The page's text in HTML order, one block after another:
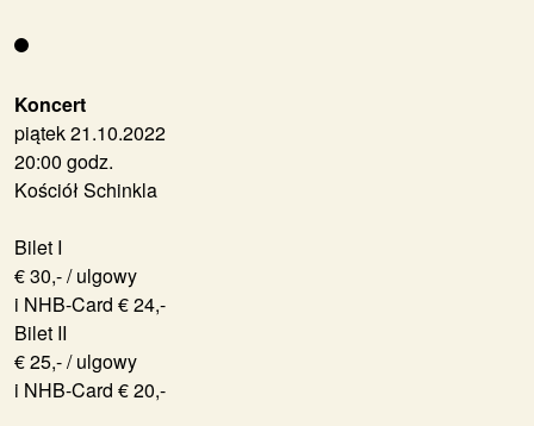
Koncert
piątek 21.10.2022
20:00 godz.
Kościół Schinkla
Bilet I
€ 30,- / ulgowy
i NHB-Card € 24,-
Bilet II
€ 25,- / ulgowy
i NHB-Card € 20,-